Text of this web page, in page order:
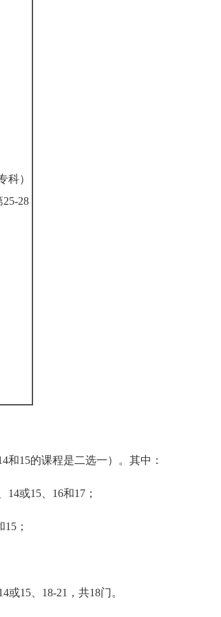
科）
28
15的课程是二选一）。其中：
或15、16和17；
；
15、18-21，共18门。